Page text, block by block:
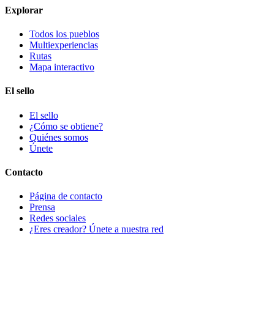
Explorar
Todos los pueblos
Multiexperiencias
Rutas
Mapa interactivo
El sello
El sello
¿Cómo se obtiene?
Quiénes somos
Únete
Contacto
Página de contacto
Prensa
Redes sociales
¿Eres creador? Únete a nuestra red